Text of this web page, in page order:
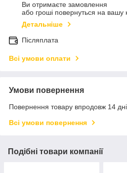
Ви отримаєте замовлення
або гроші повернуться на вашу
Детальніше
Післяплата
Всі умови оплати
Умови повернення
Повернення товару впродовж 14
Всі умови повернення
Подібні товари компанії